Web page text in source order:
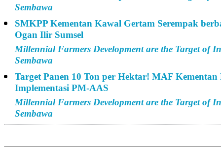
Sembawa
SMKPP Kementan Kawal Gertam Serempak
Ogan Ilir Sumsel
Millennial Farmers Development are the Target of
Sembawa
Target Panen 10 Ton per Hektar! MAF Kementan
Implementasi PM-AAS
Millennial Farmers Development are the Target of
Sembawa